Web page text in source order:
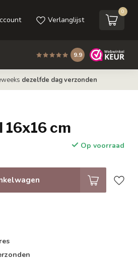
Verlanglijst
0
9.9
dezelfde dag verzonden
cm
Op voorraad